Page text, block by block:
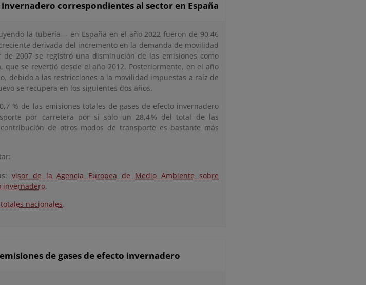
invernadero correspondientes al sector en España
la tubería— en España en el año 2022 fueron de 90,46
derivada del incremento en la demanda de movilidad
2007 se registró una disminución de las emisiones como
que se revertió desde el año 2012. Posteriormente, en el año
debido a las restricciones a la movilidad impuestas a raíz de
se recupera en los siguientes dos años.
% de las emisiones totales de gases de efecto invernadero
por carretera por sí solo un 28,4 % del total de las
de otros modos de transporte es bastante más
visor de la Agencia Europea de Medio Ambiente sobre
invernadero.
nacionales.
de gases de efecto invernadero